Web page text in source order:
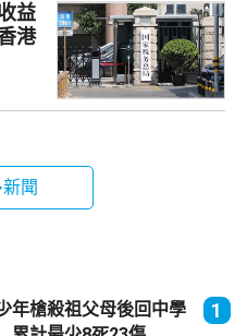
益
港
聞
年槍殺祖父母後回中學
1